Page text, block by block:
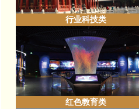
行业科技类
红色教育类